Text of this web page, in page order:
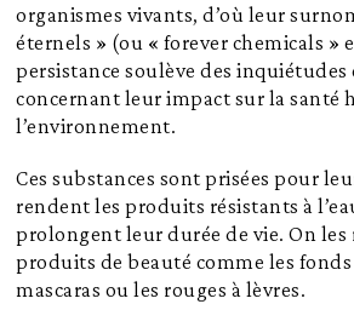
organismes vivants, d’où leur
éternels » (ou « forever chemicals »
persistance soulève des inquiétudes
concernant leur impact sur la santé
l’environnement.
Ces substances sont prisées pour
rendent les produits résistants à
prolongent leur durée de vie. On les
produits de beauté comme les
mascaras ou les rouges à lèvres.